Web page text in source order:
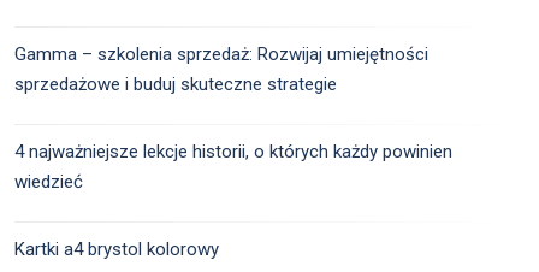
Gamma – szkolenia sprzedaż: Rozwijaj umiejętności
sprzedażowe i buduj skuteczne strategie
4 najważniejsze lekcje historii, o których każdy powinien
wiedzieć
Kartki a4 brystol kolorowy